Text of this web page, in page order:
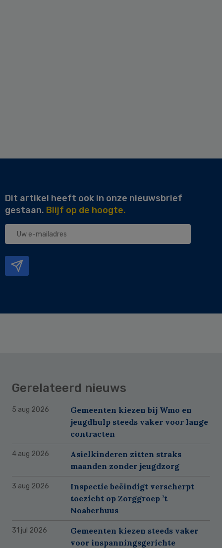
Dit artikel heeft ook in onze nieuwsbrief
gestaan. Blijf op de hoogte.
Uw
Gerelateerd nieuws
5 aug 2026
Gemeenten kiezen bij Wmo en
jeugdhulp steeds vaker voor lange
contracten
4 aug 2026
Asielkinderen zitten straks
maanden zonder jeugdzorg
3 aug 2026
Inspectie beëindigt verscherpt
toezicht op Zorggroep ’t
Noaberhuus
31 jul 2026
Gemeenten kiezen steeds vaker
voor inspanningsgerichte